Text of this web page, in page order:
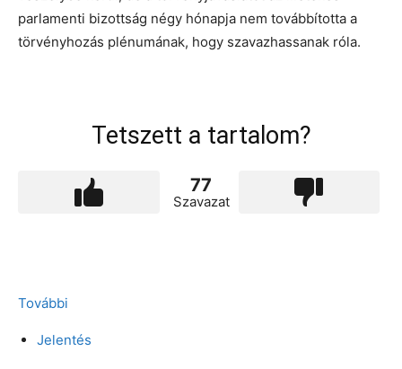
parlamenti bizottság négy hónapja nem továbbította a
törvényhozás plénumának, hogy szavazhassanak róla.
Tetszett a tartalom?
77
Szavazat
További
Jelentés